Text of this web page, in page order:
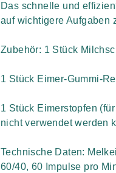
Das schnelle und
auf wichtigere Aufgaben
Zubehör: 1 Stück
1 Stück Eimer-Gummi-
1 Stück Eimerstopfen
nicht verwendet werden
Technische Daten:
60/40, 60 Impulse pro